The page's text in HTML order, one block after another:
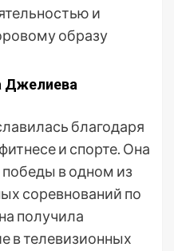
и
образу
Джелиева
благодаря
и спорте. Она
победы в одном из
соревнований по
получила
в телевизионных